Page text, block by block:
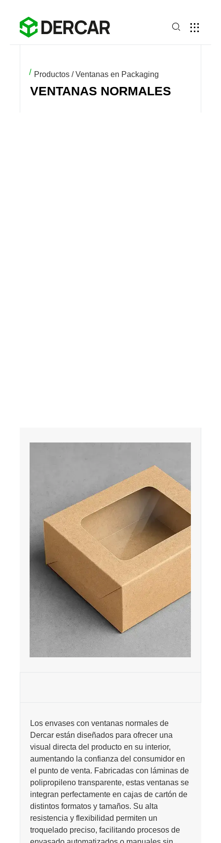
Productos / Ventanas en Packaging
VENTANAS NORMALES
Los envases con ventanas normales de
Dercar están diseñados para ofrecer una
visual directa del producto en su interior,
aumentando la confianza del consumidor en
el punto de venta. Fabricadas con láminas de
polipropileno transparente, estas ventanas se
integran perfectamente en cajas de cartón de
distintos formatos y tamaños. Su alta
resistencia y flexibilidad permiten un
troquelado preciso, facilitando procesos de